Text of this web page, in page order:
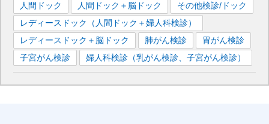
人間ドック
人間ドック＋脳ドック
その他検診/ドック
レディースドック（人間ドック＋婦人科検診）
レディースドック＋脳ドック
肺がん検診
胃がん検診
子宮がん検診
婦人科検診（乳がん検診、子宮がん検診）